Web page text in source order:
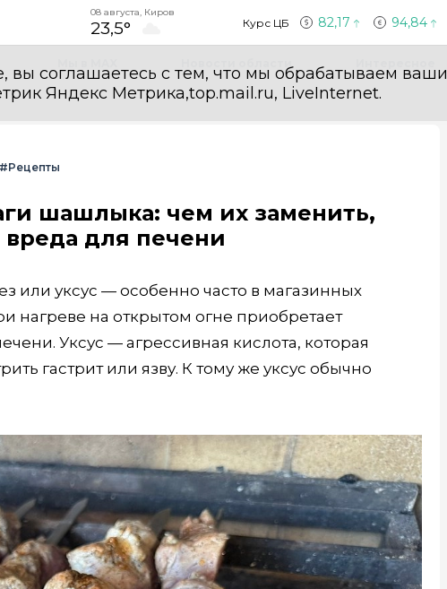
08 августа, Киров
23,5° Курс ЦБ 82,17 94,84
вы соглашаетесь с тем, что мы обрабатываем ваши
Яндекс Метрика,top.mail.ru, LiveInternet.
#Рецепты
шашлыка: чем их заменить,
для печени
или уксус — особенно часто в магазинных
на открытом огне приобретает
Уксус — агрессивная кислота, которая
гастрит или язву. К тому же уксус обычно